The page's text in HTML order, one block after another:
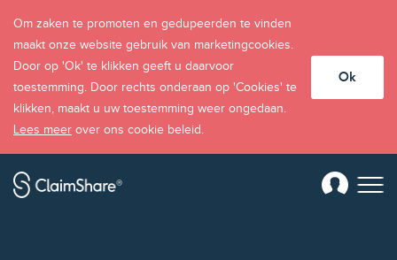
Om zaken te promoten en gedupeerden te vinden
maakt onze website gebruik van marketingcookies.
Door op 'Ok' te klikken geeft u daarvoor
toestemming. Door rechts onderaan op 'Cookies' te
klikken, maakt u uw toestemming weer ongedaan.
Lees meer over ons cookie beleid.
Ok